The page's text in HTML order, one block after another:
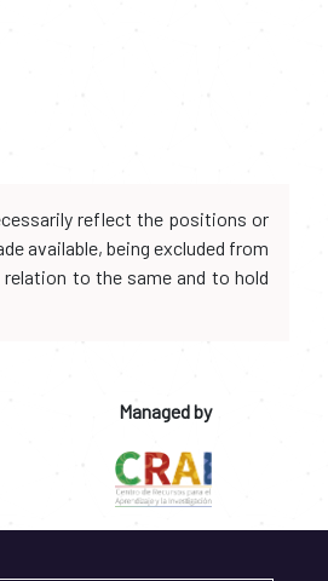
reflect the positions or
available, being excluded from
to the same and to hold
Managed by